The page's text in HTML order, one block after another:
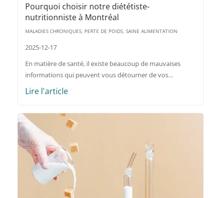
Pourquoi choisir notre diététiste-
nutritionniste à Montréal
MALADIES CHRONIQUES, PERTE DE POIDS, SAINE ALIMENTATION
2025-12-17
En matière de santé, il existe beaucoup de mauvaises
informations qui peuvent vous détourner de vos…
Lire l'article